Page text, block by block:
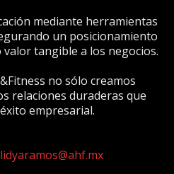
mediante herramientas
un posicionamiento
tangible a los negocios.
no sólo creamos
relaciones duraderas que
empresarial.
lidyaramos@ahf.mx